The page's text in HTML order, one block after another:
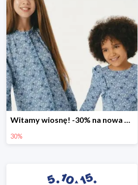
Witamy wiosnę! -30% na nowa kolekcję
30%